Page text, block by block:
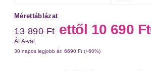
Mérettáblázat
Régi ár
13 890 Ft ettől Új ár
10 690 Ft
ÁFA-val.
30 napos legjobb ár: 6690 Ft (+60%)